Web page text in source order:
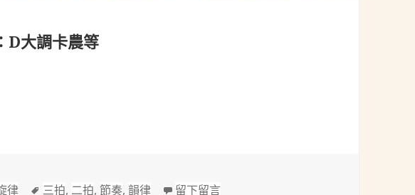
D大調卡農等
爾：D大調卡農等
律 標
三拍, 二拍, 節奏,韻律 留下留言在 規律韻律｜帕海貝爾：D大調卡農等